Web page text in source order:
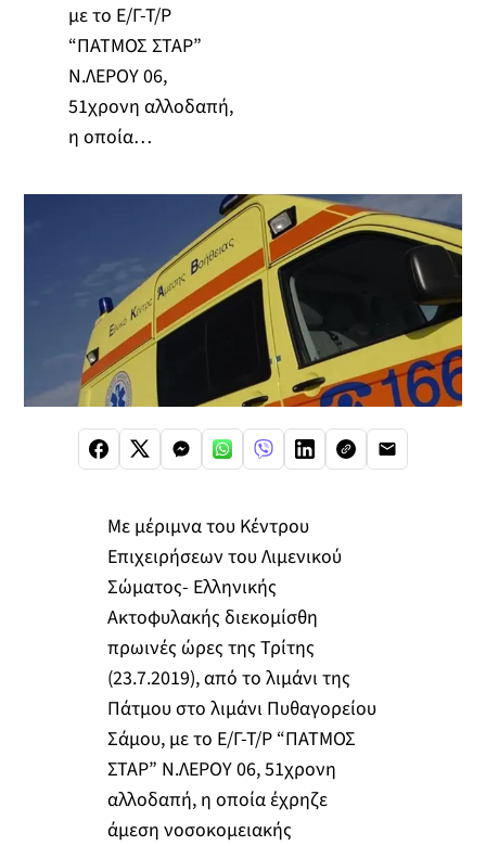
με το Ε/Γ-Τ/Ρ
“ΠΑΤΜΟΣ ΣΤΑΡ”
Ν.ΛΕΡΟΥ 06,
51χρονη αλλοδαπή,
η οποία…
Με μέριμνα του Κέντρου
Επιχειρήσεων του Λιμενικού
Σώματος- Ελληνικής
Ακτοφυλακής διεκομίσθη
πρωινές ώρες της Τρίτης
(23.7.2019), από το λιμάνι της
Πάτμου στο λιμάνι Πυθαγορείου
Σάμου, με το Ε/Γ-Τ/Ρ “ΠΑΤΜΟΣ
ΣΤΑΡ” Ν.ΛΕΡΟΥ 06, 51χρονη
αλλοδαπή, η οποία έχρηζε
άμεση νοσοκομειακής